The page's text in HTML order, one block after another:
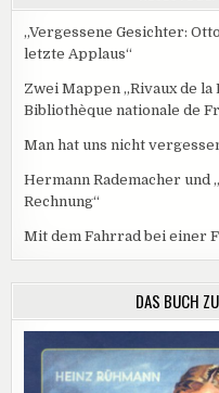
„Vergessene Gesichter:
letzte Applaus“
Zwei Mappen „Rivaux de la
Bibliothèque nationale de
Man hat uns nicht
Hermann Rademacher und
Rechnung“
Mit dem Fahrrad bei einer
DAS BUCH